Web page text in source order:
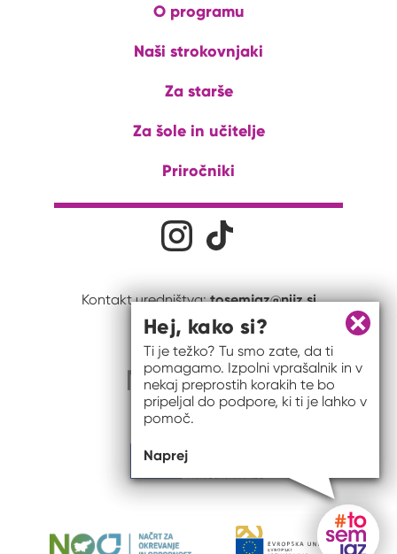
O programu
Naši strokovnjaki
Za starše
Za šole in učitelje
Priročniki
Družabna omrežjaNa naš Instagram profil
Kontakt uredništva:tosemjaz@nijz.si
Zapri
Hej, kako si?
Ti je težko? Tu smo zate, da ti
pomagamo. Izpolni vprašalnik in v
nekaj preprostih korakih te bo
pripeljal do podpore, ki ti je lahko v
pomoč.
Naprej